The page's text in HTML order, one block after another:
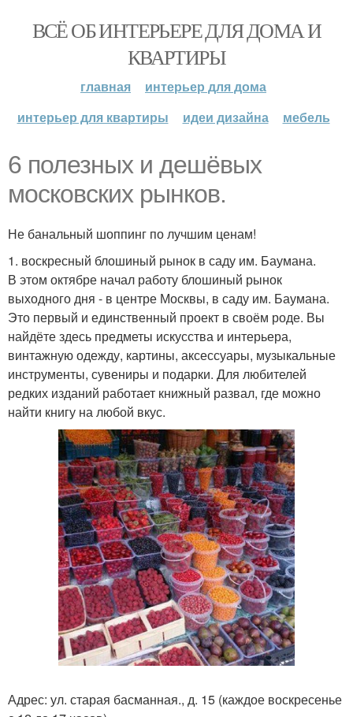
ВСЁ ОБ ИНТЕРЬЕРЕ ДЛЯ ДОМА И
КВАРТИРЫ
главная
интерьер для дома
интерьер для квартиры
идеи дизайна мебель
6 полезных и дешёвых
московских рынков.
Не банальный шоппинг по лучшим ценам!
1. воскресный блошиный рынок в саду им. Баумана.
В этом октябре начал работу блошиный рынок
выходного дня - в центре Москвы, в саду им. Баумана.
Это первый и единственный проект в своём роде. Вы
найдёте здесь предметы искусства и интерьера,
винтажную одежду, картины, аксессуары, музыкальные
инструменты, сувениры и подарки. Для любителей
редких изданий работает книжный развал, где можно
найти книгу на любой вкус.
Адрес: ул. старая басманная., д. 15 (каждое воскресенье